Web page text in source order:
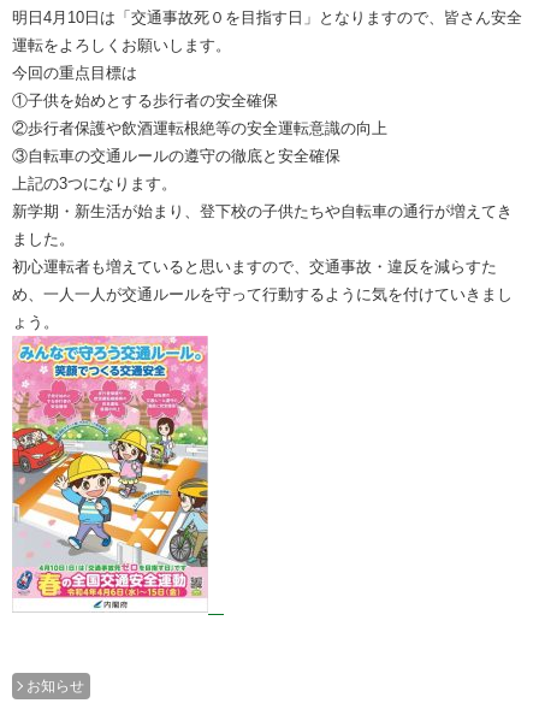
明日4月10日は「交通事故死０を目指す日」となりますので、皆さん安全
運転をよろしくお願いします。
今回の重点目標は
①子供を始めとする歩行者の安全確保
②歩行者保護や飲酒運転根絶等の安全運転意識の向上
③自転車の交通ルールの遵守の徹底と安全確保
上記の3つになります。
新学期・新生活が始まり、登下校の子供たちや自転車の通行が増えてき
ました。
初心運転者も増えていると思いますので、交通事故・違反を減らすた
め、一人一人が交通ルールを守って行動するように気を付けていきまし
ょう。
お知らせ